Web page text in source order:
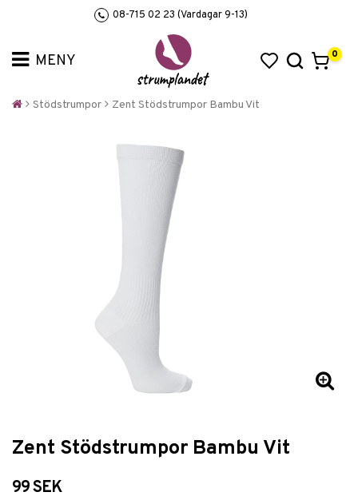
08-715 02 23 (Vardagar 9-13)
0
Stödstrumpor Zent Stödstrumpor Bambu Vit
Zent Stödstrumpor Bambu Vit
99 SEK